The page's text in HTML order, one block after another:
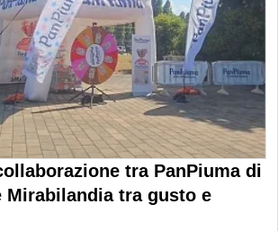
tra PanPiuma di
Mirabilandia tra gusto e